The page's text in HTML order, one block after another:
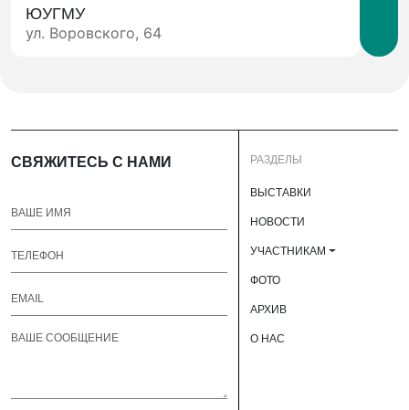
ЮУГМУ
ул. Воровского, 64
СВЯЖИТЕСЬ С НАМИ РАЗДЕЛЫ
ВЫСТАВКИ
НОВОСТИ
УЧАСТНИКАМ
ФОТО
АРХИВ
О НАС